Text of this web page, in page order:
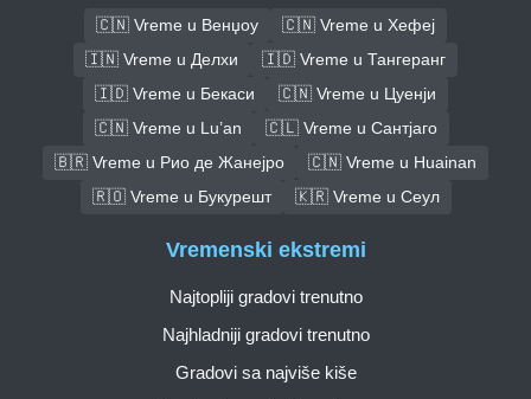
🇨🇳 Vreme u Венџоу
🇨🇳 Vreme u Хефеј
🇮🇳 Vreme u Делхи
🇮🇩 Vreme u Тангеранг
🇮🇩 Vreme u Бекаси
🇨🇳 Vreme u Цуенји
🇨🇳 Vreme u Lu’an
🇨🇱 Vreme u Сантјаго
🇧🇷 Vreme u Рио де Жанејро
🇨🇳 Vreme u Huainan
🇷🇴 Vreme u Букурешт
🇰🇷 Vreme u Сеул
Vremenski ekstremi
Najtopliji gradovi trenutno
Najhladniji gradovi trenutno
Gradovi sa najviše kiše